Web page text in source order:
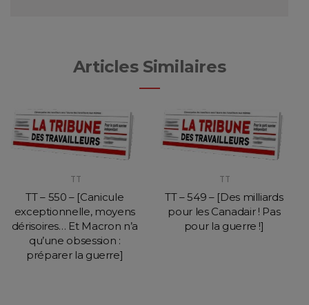
Articles Similaires
TT
TT – 550 – [Canicule
exceptionnelle, moyens
dérisoires… Et Macron n’a
qu’une obsession :
préparer la guerre]
TT
TT – 549 – [Des milliards
pour les Canadair ! Pas
pour la guerre !]